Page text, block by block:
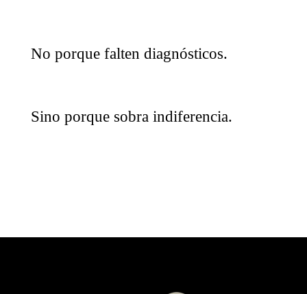
No porque falten diagnósticos.
Sino porque sobra indiferencia.